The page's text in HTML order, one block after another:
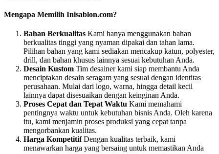
Mengapa Memilih Inisablon.com?
Bahan Berkualitas Kami hanya menggunakan bahan
berkualitas tinggi yang nyaman dipakai dan tahan lama.
Pilihan bahan yang kami sediakan mencakup katun, polyester,
drill, dan bahan khusus lainnya sesuai kebutuhan Anda.
Desain Kustom Tim desainer kami siap membantu Anda
menciptakan desain seragam yang sesuai dengan identitas
perusahaan. Mulai dari logo, warna, hingga detail kecil
lainnya dapat disesuaikan dengan keinginan Anda.
Proses Cepat dan Tepat Waktu Kami memahami
pentingnya waktu untuk kebutuhan bisnis Anda. Oleh karena
itu, kami menjamin proses produksi yang cepat tanpa
mengorbankan kualitas.
Harga KompetitifDengan kualitas terbaik, kami
menawarkan harga yang bersaing untuk memastikan Anda